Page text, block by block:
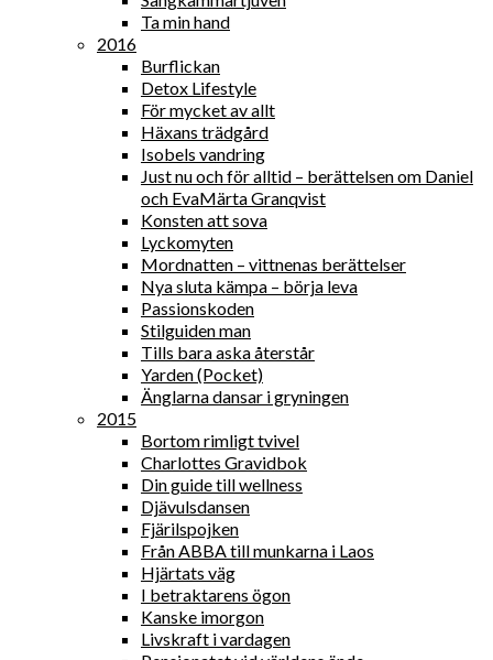
Ta min hand
2016
Burflickan
Detox Lifestyle
För mycket av allt
Häxans trädgård
Isobels vandring
Just nu och för alltid – berättelsen om Daniel
och EvaMärta Granqvist
Konsten att sova
Lyckomyten
Mordnatten – vittnenas berättelser
Nya sluta kämpa – börja leva
Passionskoden
Stilguiden man
Tills bara aska återstår
Yarden (Pocket)
Änglarna dansar i gryningen
2015
Bortom rimligt tvivel
Charlottes Gravidbok
Din guide till wellness
Djävulsdansen
Fjärilspojken
Från ABBA till munkarna i Laos
Hjärtats väg
I betraktarens ögon
Kanske imorgon
Livskraft i vardagen